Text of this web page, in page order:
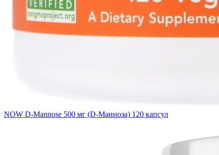
NOW D-Mannose 500 мг (D-Манноза) 120 капсул